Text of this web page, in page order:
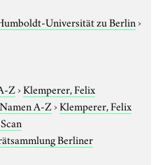
Universität zu Berlin›
Z›Klemperer, Felix
Namen A-Z›Klemperer, Felix
Berliner